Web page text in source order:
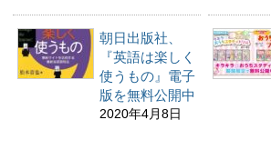
朝日出版社、
『英語は楽しく
使うもの』電子
版を無料公開中
2020年4月8日